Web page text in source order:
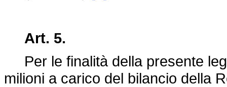
Art. 5.
Per le finalità della presente
milioni a carico del bilancio della